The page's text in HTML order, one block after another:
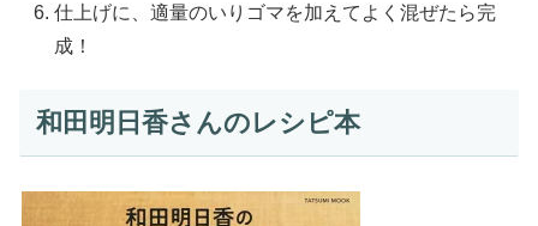
仕上げに、適量のいりゴマを加えてよく混ぜたら完
成！
和田明日香さんのレシピ本